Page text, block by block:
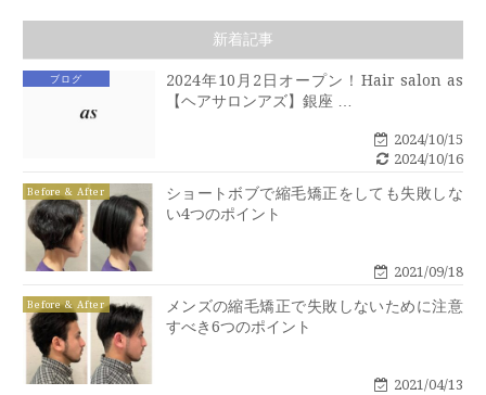
新着記事
ブログ
2024/10/15
2024/10/16
2024年10月2日オープン！Hair salon as
【ヘアサロンアズ】銀座 …
Before & After
2021/09/18
ショートボブで縮毛矯正をしても失敗しな
い4つのポイント
Before & After
2021/04/13
メンズの縮毛矯正で失敗しないために注意
すべき6つのポイント